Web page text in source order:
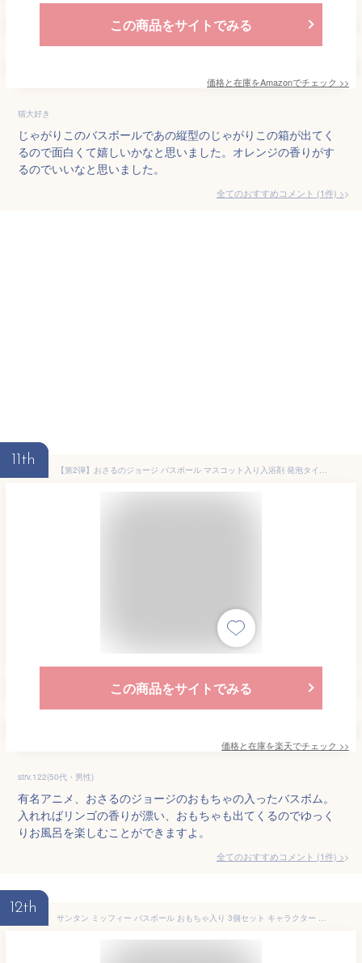
この商品をサイトでみる
価格と在庫をAmazonでチェック >>
猫大好き
じゃがりこのバスボールであの縦型のじゃがりこの箱が出てく
るので面白くて嬉しいかなと思いました。オレンジの香りがす
るのでいいなと思いました。
全てのおすすめコメント (1件) >
11th
【第2弾】おさるのジョージ バスボール マスコット入り入浴剤 発泡タイプ (yun-4-01) 単品 マスコットフィズ もぎたてのりんごの香り お猿のじょーじ バスボム おもちゃ キッズ 子供 グッズ Curious George プチギフト プレゼント バス用品 おふろ お風呂 癒し リラックス
この商品をサイトでみる
価格と在庫を楽天でチェック >>
strv.122(50代・男性)
有名アニメ、おさるのジョージのおもちゃの入ったバスボム。
入れればリンゴの香りが漂い、おもちゃも出てくるのでゆっく
りお風呂を楽しむことができますよ。
全てのおすすめコメント (1件) >
12th
サンタン ミッフィー バスボール おもちゃ入り 3個セット キャラクター シリーズ 入浴剤 全5種類